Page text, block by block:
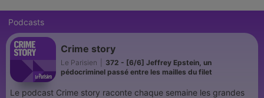
Podcasts
Crime story
Le Parisien
372 - [6/6] Jeffrey Epstein, un
pédocriminel passé entre les mailles du filet
Le podcast Crime story raconte chaque semaine les grandes